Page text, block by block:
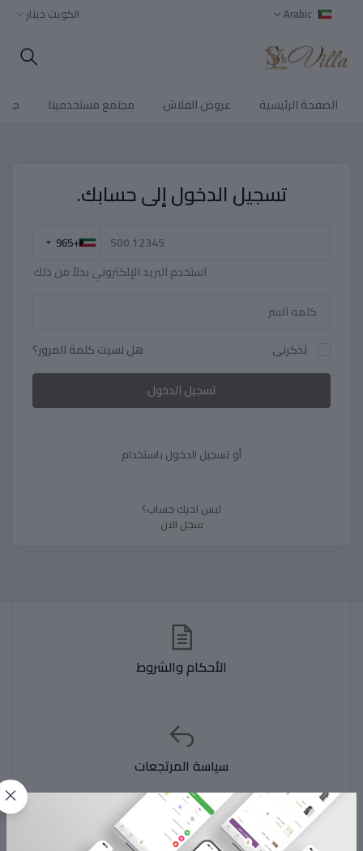
Arabic الكويت دينار
الصفحة الرئيسية عروض الفلاش مجتمع مستخدمينا
تسجيل الدخول إلى حسابك.
+965
استخدم البريد الإلكتروني بدلاً من ذلك
تذكرنى
هل نسيت كلمة المرور؟
تسجيل الدخول
أو تسجيل الدخول باستخدام
ليس لديك حساب؟
سجل الان
الأحكام والشروط
سياسة المرتجعات